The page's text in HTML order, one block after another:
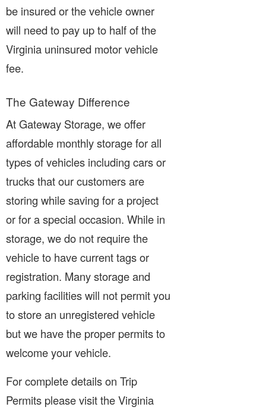
be insured or the vehicle owner
will need to pay up to half of the
Virginia uninsured motor vehicle
fee.
The Gateway Difference
At Gateway Storage, we offer
affordable monthly storage for all
types of vehicles including cars or
trucks that our customers are
storing while saving for a project
or for a special occasion. While in
storage, we do not require the
vehicle to have current tags or
registration. Many storage and
parking facilities will not permit you
to store an unregistered vehicle
but we have the proper permits to
welcome your vehicle.
For complete details on Trip
Permits please visit the Virginia